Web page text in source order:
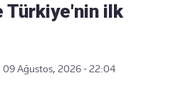
Türkiye'nin ilk
09 Ağustos, 2026 - 22:04